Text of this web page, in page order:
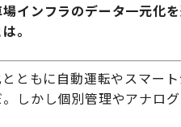
場インフラのデータ一元化
。
ともに自動運転やスマー
しかし個別管理やアナロ